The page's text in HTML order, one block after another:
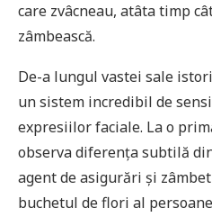
care zvâcneau, atâta timp
zâmbească.
De-a lungul vastei sale
un sistem incredibil de
expresiilor faciale. La o
observa diferența subtilă
agent de asigurări și
buchetul de flori al